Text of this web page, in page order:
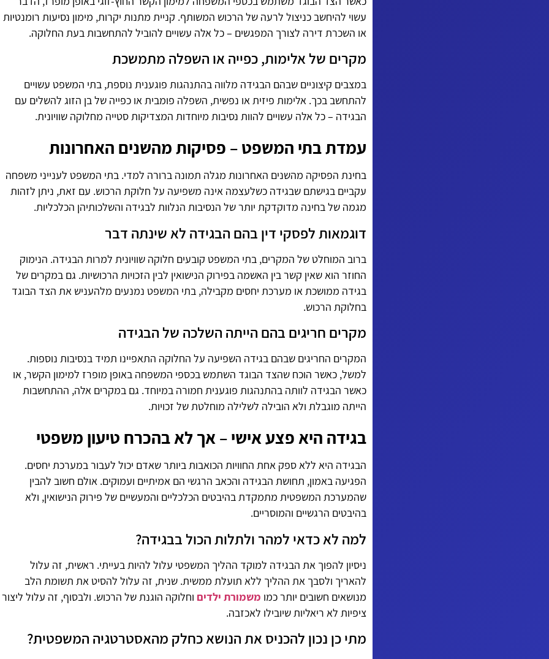
עשוי להיחשב כניצול לרעה של הרכוש המשותף. קניית מתנות יקרות, מימון נסיעות רומנטיות
או השכרת דירה לצורך המפגשים – כל אלה עשויים להוביל להתחשבות בעת החלוקה.
מקרים של אלימות, כפייה או השפלה מתמשכת
במצבים קיצוניים שבהם הבגידה מלווה בהתנהגות פוגענית נוספת, בתי המשפט עשויים
להתחשב בכך. אלימות פיזית או נפשית, השפלה פומבית או כפייה של בן הזוג להשלים עם
הבגידה – כל אלה עשויים להוות נסיבות מיוחדות המצדיקות סטייה מחלוקה שוויונית.
עמדת בתי המשפט – פסיקות מהשנים האחרונות
בחינת הפסיקה מהשנים האחרונות מגלה תמונה ברורה למדי. בתי המשפט לענייני משפחה
עקביים בגישתם שבגידה כשלעצמה אינה משפיעה על חלוקת הרכוש. עם זאת, ניתן לזהות
מגמה של בחינה מדוקדקת יותר של הנסיבות הנלוות לבגידה והשלכותיהן הכלכליות.
דוגמאות לפסקי דין בהם הבגידה לא שינתה דבר
ברוב המוחלט של המקרים, בתי המשפט קובעים חלוקה שוויונית למרות הבגידה. הנימוק
החוזר הוא שאין קשר בין האשמה בפירוק הנישואין לבין הזכויות הרכושיות. גם במקרים של
בגידה ממושכת או מערכת יחסים מקבילה, בתי המשפט נמנעים מלהעניש את הצד הבוגד
בחלוקת הרכוש.
מקרים חריגים בהם הייתה השלכה של הבגידה
המקרים החריגים שבהם בגידה השפיעה על החלוקה התאפיינו תמיד בנסיבות נוספות.
למשל, כאשר הוכח שהצד הבוגד השתמש בכספי המשפחה באופן מופרז למימון הקשר, או
כאשר הבגידה לוותה בהתנהגות פוגענית חמורה במיוחד. גם במקרים אלה, ההתחשבות
הייתה מוגבלת ולא הובילה לשלילה מוחלטת של זכויות.
בגידה היא פצע אישי – אך לא בהכרח טיעון משפטי
הבגידה היא ללא ספק אחת החוויות הכואבות ביותר שאדם יכול לעבור במערכת יחסים.
הפגיעה באמון, תחושת הבגידה והכאב הרגשי הם אמיתיים ועמוקים. אולם חשוב להבין
שהמערכת המשפטית מתמקדת בהיבטים הכלכליים והמעשיים של פירוק הנישואין, ולא
בהיבטים הרגשיים והמוסריים.
למה לא כדאי למהר ולתלות הכול בבגידה?
ניסיון להפוך את הבגידה למוקד ההליך המשפטי עלול להיות בעייתי. ראשית, זה עלול
להאריך ולסבך את ההליך ללא תועלת ממשית. שנית, זה עלול להסיט את תשומת הלב
מנושאים חשובים יותר כמו משמורת ילדים וחלוקה הוגנת של הרכוש. ולבסוף, זה עלול ליצור
ציפיות לא ריאליות שיובילו לאכזבה.
מתי כן נכון להכניס את הנושא כחלק מהאסטרטגיה המשפטית?